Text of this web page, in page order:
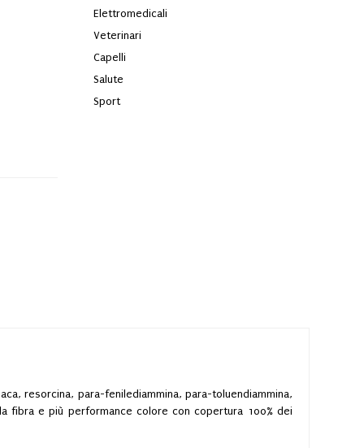
Elettromedicali
Veterinari
Capelli
Salute
Sport
resorcina, para-fenilediammina, para-toluendiammina,
fibra e più performance colore con copertura 100% dei